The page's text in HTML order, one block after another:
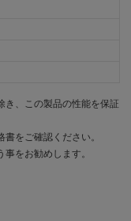
き、この製品の性能を保証
をご確認ください。
をお勧めします。